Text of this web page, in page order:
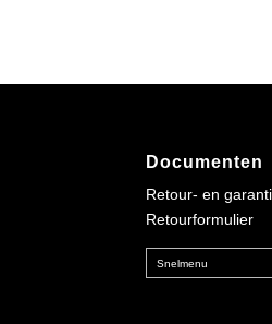
Documenten
Retour- en
Retourformulier